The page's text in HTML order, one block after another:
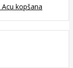
Acu kopšana